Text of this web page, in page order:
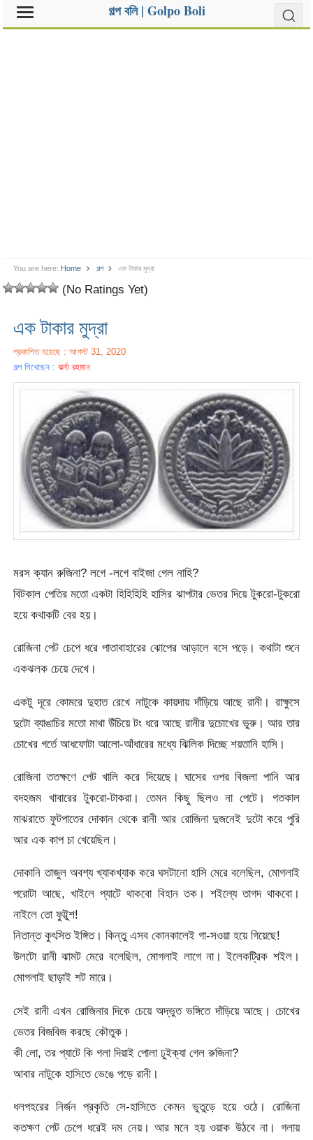
গল্প বলি | Golpo Boli
You are here: Home গল্প এক টাকার মুদ্রা
(No Ratings Yet)
এক টাকার মুদ্রা
প্রকাশিত হয়েছে : আগস্ট 31, 2020
গল্প লিখেছেন :ঝর্না রহমান
মরস ক্যান রুজিনা? লগে -লগে বাইজা গেল নাহি?
বিটকাল পেতির মতো একটা হিহিহিহি হাসির ঝাপটার ভেতর দিয়ে টুকরো-টুকরো
হয়ে কথাকটি বের হয়।
রোজিনা পেট চেপে ধরে পাতাবাহারের ঝোপের আড়ালে বসে পড়ে। কথাটা শুনে
একঝলক চেয়ে দেখে।
একটু দূরে কোমরে দুহাত রেখে নাটুকে কায়দায় দাঁড়িয়ে আছে রানী। রাক্ষুসে
দুটো ব্যাঙাচির মতো মাথা উঁচিয়ে টং ধরে আছে রানীর দুচোখের ভুরু। আর তার
চোখের গর্তে আধফোটা আলো-আঁধারের মধ্যে ঝিলিক দিচ্ছে শয়তানি হাসি।
রোজিনা ততক্ষণে পেট খালি করে দিয়েছে। ঘাসের ওপর বিজলা পানি আর
বদহজম খাবারের টুকরো-টাকরা। তেমন কিছু ছিলও না পেটে। গতকাল
মাঝরাতে ফুটপাতের দোকান থেকে রানী আর রোজিনা দুজনেই দুটো করে পুরি
আর এক কাপ চা খেয়েছিল।
দোকানি তাজুল অবশ্য খ্যাকখ্যাক করে ঘসটানো হাসি মেরে বলেছিল, মোগলাই
পরোটা আছে, খাইলে প্যাটে থাকবো বিহান তক। শইল্যে তাগদ থাকবো।
নাইলে তো ফুট্টুশ!
নিতান্ত কুৎসিত ইঙ্গিত। কিন্তু এসব কোনকালেই গা-সওয়া হয়ে গিয়েছে!
উলটো রানী ঝামট মেরে বলেছিল, মোগলাই লাগে না। ইলেকট্রিক শইল।
মোগলাই ছাড়াই শট মারে।
সেই রানী এখন রোজিনার দিকে চেয়ে অদ্ভুত ভঙ্গিতে দাঁড়িয়ে আছে। চোখের
ভেতর বিজবিজ করছে কৌতুক।
কী লো, তর প্যাটে কি গলা দিয়াই পোলা ঢুইক্যা গেল রুজিনা?
আবার নাটুকে হাসিতে ভেঙে পড়ে রানী।
ধলপহরের নির্জন প্রকৃতি সে-হাসিতে কেমন ভুতুড়ে হয়ে ওঠে। রোজিনা
কতক্ষণ পেট চেপে ধরেই দম নেয়। আর মনে হয় ওয়াক উঠবে না। গলায়